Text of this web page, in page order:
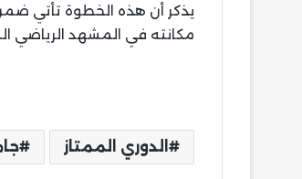
يذكر أن هذه الخطوة تأتي
مكانته في المشهد الرياضي
الدوري الممتاز